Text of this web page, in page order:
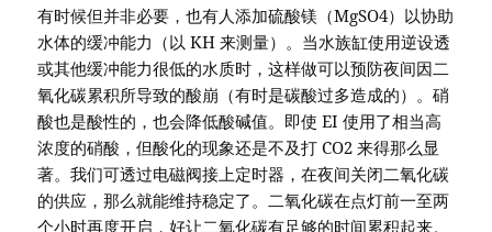
有时候但并非必要，也有人添加硫酸镁（MgSO4）以协助
水体的缓冲能力（以 KH 来测量）。当水族缸使用逆设透
或其他缓冲能力很低的水质时，这样做可以预防夜间因二
氧化碳累积所导致的酸崩（有时是碳酸过多造成的）。硝
酸也是酸性的，也会降低酸碱值。即使 EI 使用了相当高
浓度的硝酸，但酸化的现象还是不及打 CO2 来得那么显
著。我们可透过电磁阀接上定时器，在夜间关闭二氧化碳
的供应，那么就能维持稳定了。二氧化碳在点灯前一至两
个小时再度开启，好让二氧化碳有足够的时间累积起来。